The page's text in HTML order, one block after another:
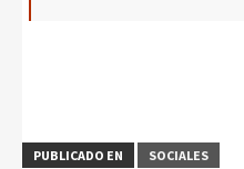
PUBLICADO EN
SOCIALES